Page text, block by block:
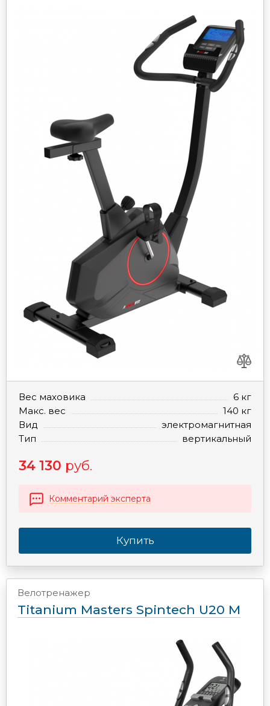
Вес маховика
6 кг
Макс. вес
140 кг
Вид
электромагнитная
Тип
вертикальный
34 130 руб.
Комментарий эксперта
Купить
Велотренажер
Titanium Masters Spintech U20 M